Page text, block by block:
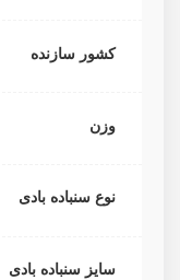
کشور سازنده
وزن
نوع سنباده بادی
سایز سنباده بادی